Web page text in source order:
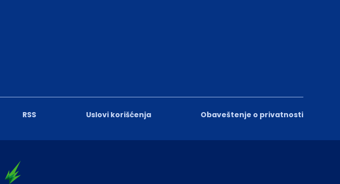
RSS Uslovi korišćenja Obaveštenje o privatnosti